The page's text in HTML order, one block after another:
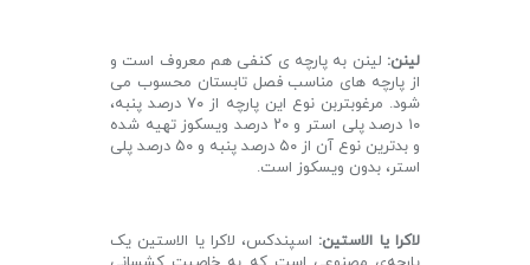
لینن: لینن به پارچه ی کنفی هم معروف است و
از پارچه های مناسب فصل تابستان محسوب می
شود. مرغوبتربن نوع این پارچه از ۷۰ درصد پنبه،
۱۰ درصد پلی استر و ۲۰ درصد ویسکوز تهیه شده
و بدترین نوع آن از ۵۰ درصد پنبه و ۵۰ درصد پلی
استر، بدون ویسکوز است.
لاکرا یا الاستین: اسپندکس، لاکرا یا الاستین یک